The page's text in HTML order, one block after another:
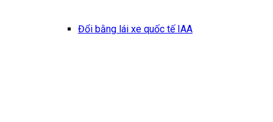
Đổi bằng lái xe quốc tế IAA